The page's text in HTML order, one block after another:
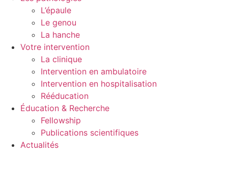
L’épaule
Le genou
La hanche
Votre intervention
La clinique
Intervention en ambulatoire
Intervention en hospitalisation
Rééducation
Éducation & Recherche
Fellowship
Publications scientifiques
Actualités